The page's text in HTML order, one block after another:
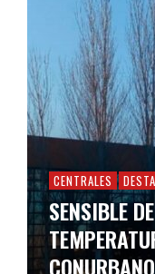
CENTRALES
SENSIBLE
CONURBANO